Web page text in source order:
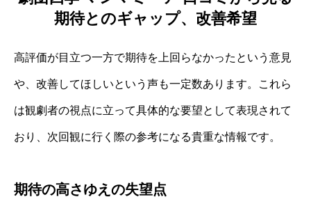
期待とのギャップ、改善希望
高評価が目立つ一方で期待を上回らなかったという意見
や、改善してほしいという声も一定数あります。これら
は観劇者の視点に立って具体的な要望として表現されて
おり、次回観に行く際の参考になる貴重な情報です。
期待の高さゆえの失望点